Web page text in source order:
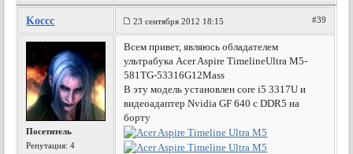
Koccc 23 сентября 2012 18:15 #39
Посетитель
Репутация:4
Всем привет, являюсь обладателем
ультрабука Acer Aspire TimelineUltra M5-
581TG-53316G12Mass
В эту модель установлен core i5 3317U и
видеоадаптер Nvidia GF 640 с DDR5 на
борту